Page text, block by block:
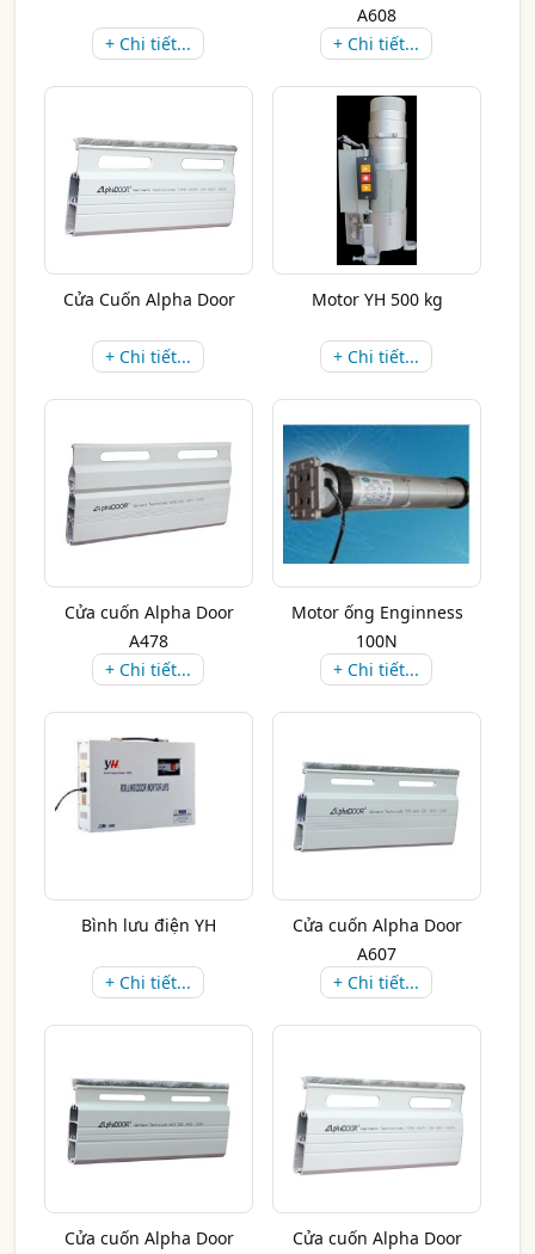
+ Chi tiết...
A608
+ Chi tiết...
Cửa Cuốn Alpha Door
+ Chi tiết...
Motor YH 500 kg
+ Chi tiết...
Cửa cuốn Alpha Door
A478
+ Chi tiết...
Motor ống Enginness
100N
+ Chi tiết...
Bình lưu điện YH
+ Chi tiết...
Cửa cuốn Alpha Door
A607
+ Chi tiết...
Cửa cuốn Alpha Door
Cửa cuốn Alpha Door